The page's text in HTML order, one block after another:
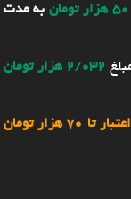
50 هزار تومان
به مدت
2/032 هزار تومان
تومان